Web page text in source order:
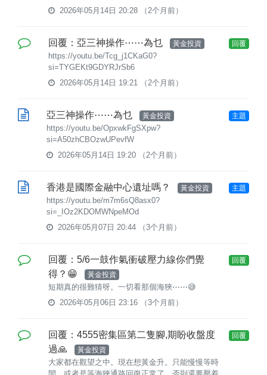
2026年05月14日 20:28
（2个月前）
回覆：亞三神操作⋯⋯為乜 黃金投資
https://youtu.be/Tcg_j1CKaG0?
si=TYGEKt9GDYRJrSb6
2026年05月14日 19:21
（2个月前）
回覆
亞三神操作⋯⋯為乜 黃金投資
https://youtu.be/OpxwkFgSXpw?
si=A50zhCBOzwUPevfW
2026年05月14日 19:20
（2个月前）
主題
香港是國際金融中心遺址嗎？ 黃金投資
https://youtu.be/m7m6sQ8asx0?
si=_IOz2KDOMWNpeMOd
2026年05月07日 20:44
（3个月前）
主題
回覆：5/6一鼓作氣衝破壓力線你們覺
得？😁
黃金投資
短期真的很難猜呀。一切看那個海狹⋯⋯😅
2026年05月06日 23:16
（3个月前）
回覆
回覆：4555密集區第二隻腳,期盼收盤度
過🙏
黃金投資
大家都在觀望之中。現在想黃金升。只能慢慢等時
回覆